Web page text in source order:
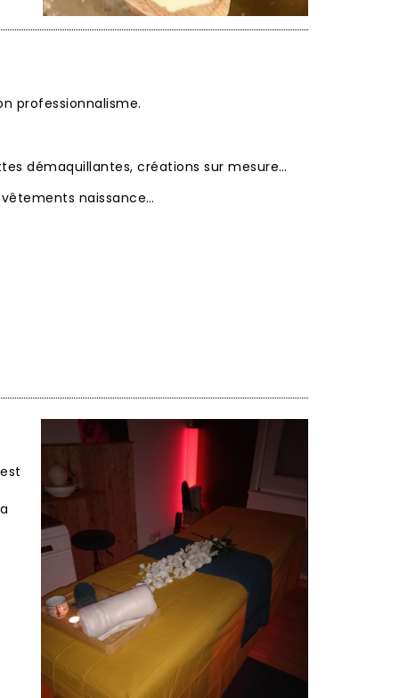
professionnalisme.
démaquillantes, créations sur mesure…
naissance…